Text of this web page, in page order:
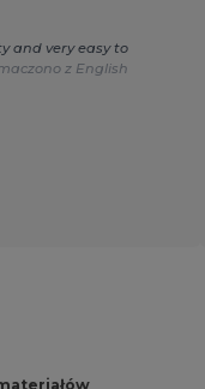
and very easy to
z English